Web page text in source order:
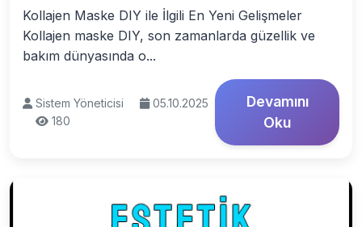
Kollajen Maske DIY ile İlgili En Yeni Gelişmeler
Kollajen maske DIY, son zamanlarda güzellik ve
bakım dünyasında o...
Sistem Yöneticisi
05.10.2025
180
Devamını
Oku